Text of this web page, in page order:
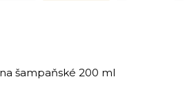
šampaňské 200 ml